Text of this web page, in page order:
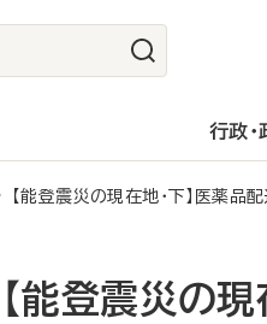
行政・
【能登震災の現在地・下】医薬
【能登震災の